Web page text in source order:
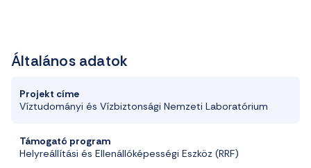
Általános adatok
Projekt címe
Víztudományi és Vízbiztonsági Nemzeti Laboratórium
Támogató program
Helyreállítási és Ellenállóképességi Eszköz (RRF)